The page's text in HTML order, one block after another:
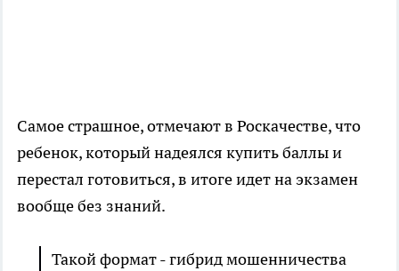
Самое страшное, отмечают в Роскачестве, что
ребенок, который надеялся купить баллы и
перестал готовиться, в итоге идет на экзамен
вообще без знаний.
Такой формат - гибрид мошенничества